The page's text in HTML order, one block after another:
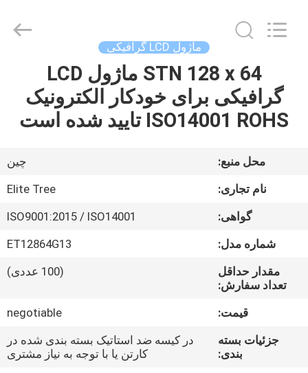
محصولات
دربارهی
کارخانه
Technology.
ماژول LCD گرافیکی
STN 128 x 64 ماژول LCD
گرافیکی برای خودکار الکترونیک
ISO14001 ROHS تایید شده است
محل منبع:
چین
نام تجاری:
Elite Tree
گواهی:
ISO9001:2015 / ISO14001
شماره مدل:
ET12864G13
مقدار حداقل
تعداد سفارش:
(100 عددی)
قیمت:
negotiable
جزئیات بسته
بندی:
در کیسه ضد استاتیک بسته بندی شده در
کارتن یا با توجه به نیاز مشتری